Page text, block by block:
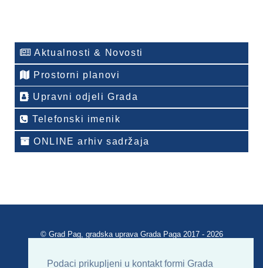
Podaci prikupljeni u kontakt formi Grada
Aktualnosti & Novosti
Prostorni planovi
Upravni odjeli Grada
Telefonski imenik
ONLINE arhiv sadržaja
© Grad Pag, gradska uprava Grada Paga 2017 - 2026